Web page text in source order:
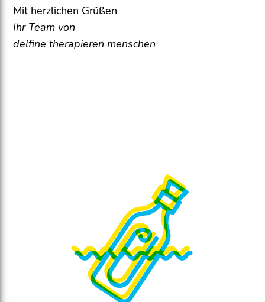
Mit herzlichen Grüßen
Ihr Team von
delfine therapieren menschen